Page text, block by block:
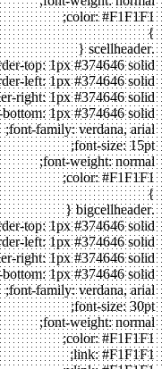
color: #F1F1F1;
}
.scellheader {
top: 1px #374646 solid;
left: 1px #374646 solid;
right: 1px #374646 solid;
1px #374646 solid;
font-family: verdana, arial;
font-size: 15pt;
font-weight: normal;
color: #F1F1F1;
}
.bigcellheader {
top: 1px #374646 solid;
left: 1px #374646 solid;
right: 1px #374646 solid;
1px #374646 solid;
font-family: verdana, arial;
font-size: 30pt;
font-weight: normal;
color: #F1F1F1;
link: #F1F1F1;